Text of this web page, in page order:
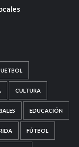
CULTURA
EDUCACIÓN
FÚTBOL